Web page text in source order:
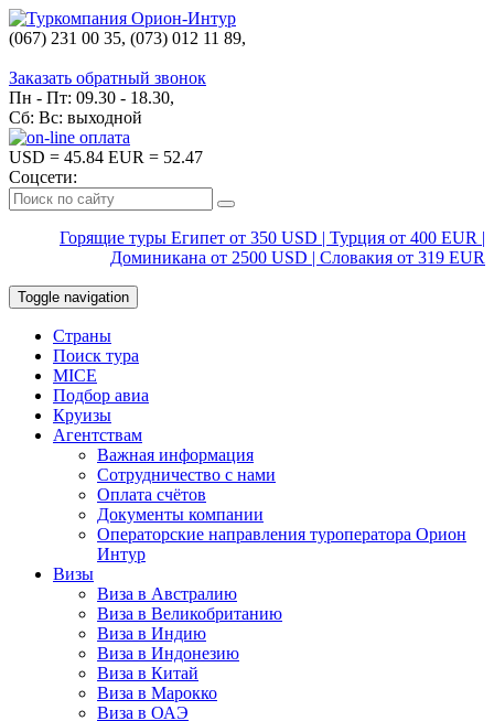
(067) 231 00 35, (073) 012 11 89,
Заказать обратный звонок
Пн - Пт: 09.30 - 18.30,
Сб: Вс: выходной
USD = 45.84 EUR = 52.47
Соцсети:
Горящие туры Египет от 350 USD | Турция от 400 EUR |
Доминикана от 2500 USD | Словакия от 319 EUR
Toggle navigation
Страны
Поиск тура
MICE
Подбор авиа
Круизы
Агентствам
Важная информация
Сотрудничество с нами
Оплата счётов
Документы компании
Операторские направления туроператора Орион
Интур
Визы
Виза в Австралию
Виза в Великобританию
Виза в Индию
Виза в Индонезию
Виза в Китай
Виза в Марокко
Виза в ОАЭ